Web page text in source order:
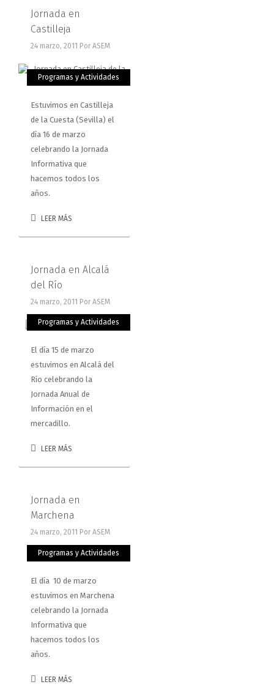
Jornada en
Castilleja
24 marzo, 2011 Por ASEM
Programas y Actividades
Estuvimos en Castilleja
de la Cuesta (Sevilla) el
día 16 de marzo
celebrando la Jornada
Informativa que
hacemos todos los
años.
LEER MÁS
Jornada en Alcalá
del Río
24 marzo, 2011 Por ASEM
Programas y Actividades
El día 15 de marzo
estuvimos en Alcalá del
Río celebrando la
Jornada Anual de
Información en el
mercadillo.
LEER MÁS
Jornada en
Marchena
24 marzo, 2011 Por ASEM
Programas y Actividades
El día 10 de marzo
estuvimos en Marchena
celebrando la Jornada
Informativa que
hacemos todos los
años.
LEER MÁS